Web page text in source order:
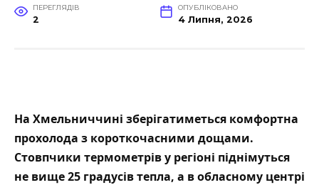
ПЕРЕГЛЯДІВ
2
ОПУБЛІКОВАНО
4 Липня, 2026
На Хмельниччині зберігатиметься комфортна
прохолода з короткочасними дощами.
Стовпчики термометрів у регіоні піднімуться
не вище 25 градусів тепла, а в обласному центрі